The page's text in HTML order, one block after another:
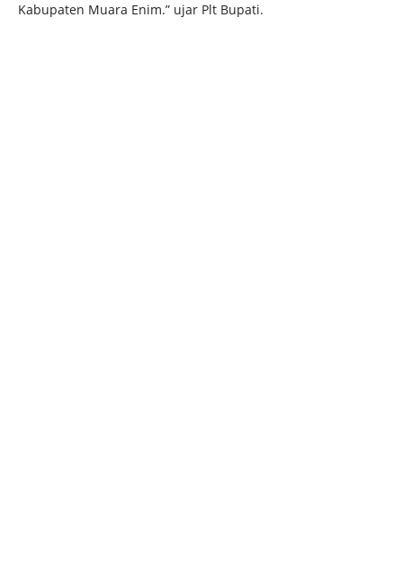
Kabupaten Muara Enim.” ujar Plt Bupati.